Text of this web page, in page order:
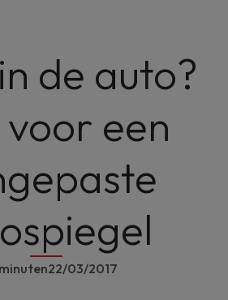
de auto?
voor een
22/03/2017